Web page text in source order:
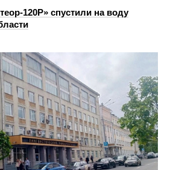
120Р» спустили на воду